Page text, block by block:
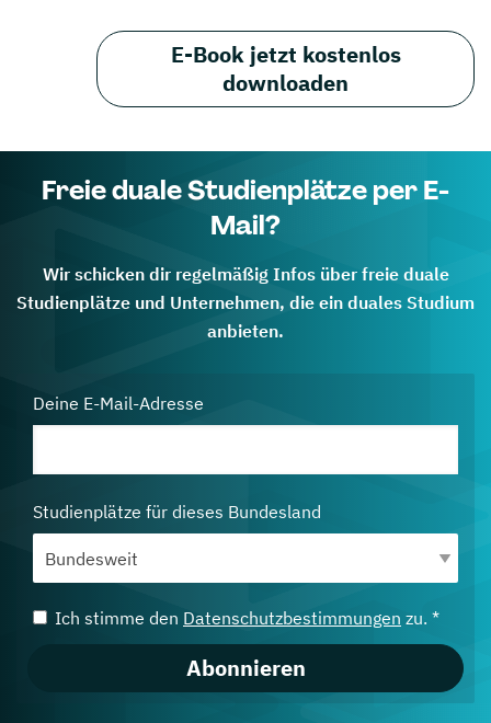
E-Book jetzt kostenlos
downloaden
Freie duale Studienplätze per E-
Mail?
Wir schicken dir regelmäßig Infos über freie duale
Studienplätze und Unternehmen, die ein duales Studium
anbieten.
Deine E-Mail-Adresse
Studienplätze für dieses Bundesland
Ich stimme den Datenschutzbestimmungen zu. *
Abonnieren